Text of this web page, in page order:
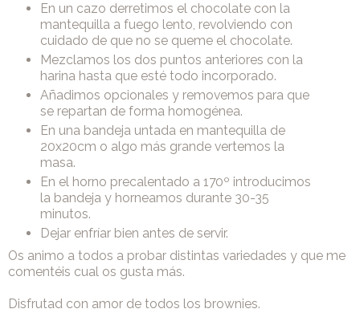
En un cazo derretimos el chocolate con la
mantequilla a fuego lento, revolviendo con
cuidado de que no se queme el chocolate.
Mezclamos los dos puntos anteriores con la
harina hasta que esté todo incorporado.
Añadimos opcionales y removemos para que
se repartan de forma homogénea.
En una bandeja untada en mantequilla de
20x20cm o algo más grande vertemos la
masa.
En el horno precalentado a 170º introducimos
la bandeja y horneamos durante 30-35
minutos.
Dejar enfríar bien antes de servir.
Os animo a todos a probar distintas variedades y que me
comentéis cual os gusta más.
Disfrutad con amor de todos los brownies.